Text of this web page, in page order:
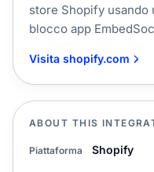
store Shopify usando
blocco app
Visita shopify.com
ABOUT THIS
Piattaforma Shopify